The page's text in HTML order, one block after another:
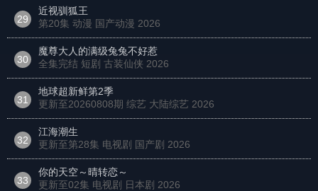
29
近视驯狐王
第20集 动漫 国产动漫 2026
30
魔尊大人的满级兔兔不好惹
全集完结 短剧 古装仙侠 2026
31
地球超新鲜第2季
更新至20260808期 综艺 大陆综艺 2026
32
江海潮生
更新至第28集 电视剧 国产剧 2026
33
你的天空～晴转恋～
更新至02集 电视剧 日本剧 2026